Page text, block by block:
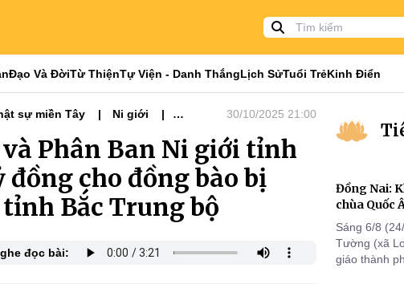
Đạo Và ĐờiTừ ThiệnTự Viện - Danh ThắngLịch SửTuổi TrẻKinh Điển
sự miền Tây
Ni giới
30/10/2025 21:00
Phân Ban Ni giới tỉnh
đồng cho đồng bào bị
Bắc Trung bộ
đọc bài:
Đồng Nai:
chùa Quốc
Sáng 6/8
Tường (xã
giáo thành